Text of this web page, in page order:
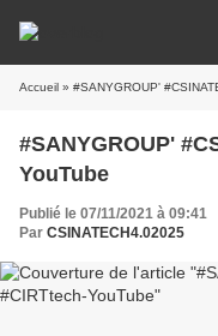
Accueil » #SANYGROUP'
#SANYGROUP'
YouTube
Publié le 07/11/2021 à 09:41
Par CSINATECH4.02025